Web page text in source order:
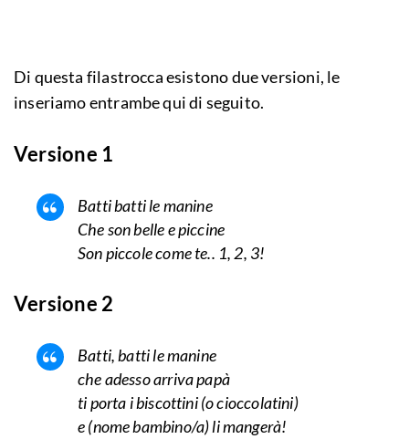
Di questa filastrocca esistono due versioni, le
inseriamo entrambe qui di seguito.
Versione 1
Batti batti le manine
Che son belle e piccine
Son piccole come te.. 1, 2, 3!
Versione 2
Batti, batti le manine
che adesso arriva papà
ti porta i biscottini (o cioccolatini)
e (nome bambino/a) li mangerà!